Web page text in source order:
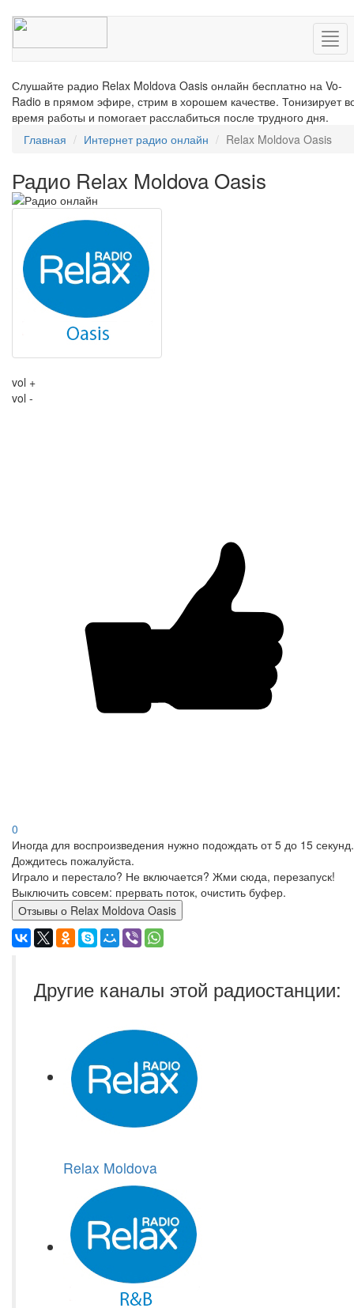
Слушайте радио Relax Moldova Oasis онлайн бесплатно на Vo-
Radio в прямом эфире, стрим в хорошем качестве. Тонизирует
время работы и помогает расслабиться после трудного дня.
Главная
Интернет радио онлайн Relax Moldova Oasis
Радио Relax Moldova Oasis
vol +
vol -
0
Иногда для воспроизведения нужно подождать от 5 до 15 секунд.
Дождитесь пожалуйста.
Играло и перестало? Не включается? Жми сюда, перезапуск!
Выключить совсем: прервать поток, очистить буфер.
Отзывы о Relax Moldova Oasis
Другие каналы этой радиостанции:
Relax Moldova